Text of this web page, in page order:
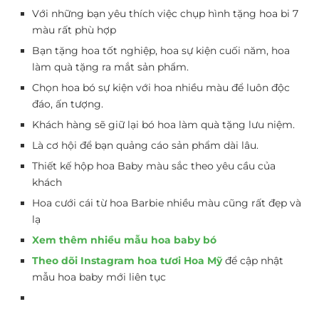
Với những bạn yêu thích việc chụp hình tặng hoa bi 7
màu rất phù hợp
Bạn tặng hoa tốt nghiệp, hoa sự kiện cuối năm, hoa
làm quà tặng ra mắt sản phẩm.
Chọn hoa bó sự kiện với hoa nhiều màu để luôn độc
đáo, ấn tượng.
Khách hàng sẽ giữ lại bó hoa làm quà tặng lưu niệm.
Là cơ hội để bạn quảng cáo sản phẩm dài lâu.
Thiết kế hộp hoa Baby màu sắc theo yêu cầu của
khách
Hoa cưới cái từ hoa Barbie nhiều màu cũng rất đẹp và
lạ
Xem thêm nhiều mẫu hoa baby bó
Theo dõi Instagram hoa tươi Hoa Mỹđể cập nhật
mẫu hoa baby mới liên tục